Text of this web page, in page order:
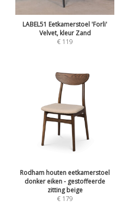
LABEL51 Eetkamerstoel 'Forli'
Velvet, kleur Zand
€ 119
Rodham houten eetkamerstoel
donker eiken - gestoffeerde
zitting beige
€ 179